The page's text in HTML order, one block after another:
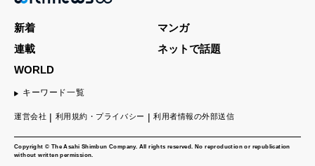
Copyright © The Asahi Shimbun Company. All rights reserved. No reproduction or republication
without written permission.
新着
マンガ
連載
ネットで話題
WORLD
キーワード一覧
運営会社 利用規約・プライバシー 利用者情報の外部送信